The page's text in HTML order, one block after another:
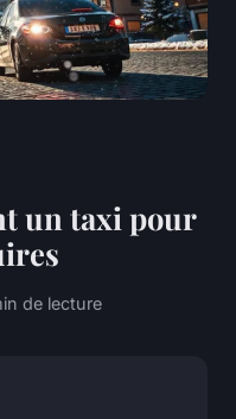
un taxi pour
de lecture